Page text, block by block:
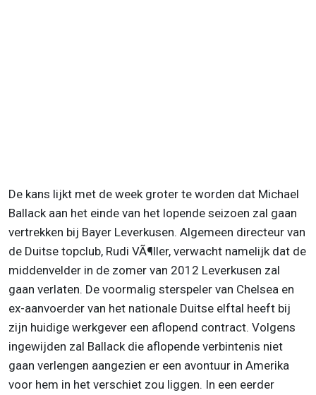
De kans lijkt met de week groter te worden dat Michael
Ballack aan het einde van het lopende seizoen zal gaan
vertrekken bij Bayer Leverkusen. Algemeen directeur van
de Duitse topclub, Rudi VÃ¶ller, verwacht namelijk dat de
middenvelder in de zomer van 2012 Leverkusen zal
gaan verlaten. De voormalig sterspeler van Chelsea en
ex-aanvoerder van het nationale Duitse elftal heeft bij
zijn huidige werkgever een aflopend contract. Volgens
ingewijden zal Ballack die aflopende verbintenis niet
gaan verlengen aangezien er een avontuur in Amerika
voor hem in het verschiet zou liggen. In een eerder